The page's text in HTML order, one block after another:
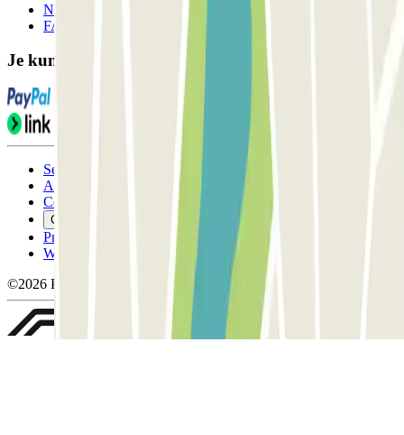
Neem contact met ons op
FAQ
Je kunt deze betaalmethoden gebruiken:
Servicevoorwaarden
Annuleringsvoorwaarden
Cookiebeleid
Cookies beheren
Privacybeleid
Whistleblowing
©2026 Parclick. All rights reserved